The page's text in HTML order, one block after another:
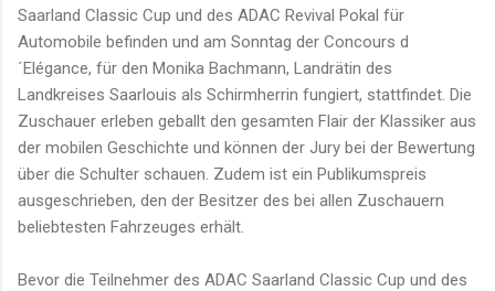
Saarland Classic Cup und des ADAC Revival Pokal für
Automobile befinden und am Sonntag der Concours d
´Elégance, für den Monika Bachmann, Landrätin des
Landkreises Saarlouis als Schirmherrin fungiert, stattfindet. Die
Zuschauer erleben geballt den gesamten Flair der Klassiker aus
der mobilen Geschichte und können der Jury bei der Bewertung
über die Schulter schauen. Zudem ist ein Publikumspreis
ausgeschrieben, den der Besitzer des bei allen Zuschauern
beliebtesten Fahrzeuges erhält.
Bevor die Teilnehmer des ADAC Saarland Classic Cup und des